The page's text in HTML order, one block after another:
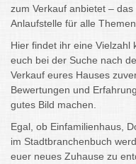
zum Verkauf anbietet –
Anlaufstelle für alle
Hier findet ihr eine Vielzahl
euch bei der Suche nach
Verkauf eures Hauses
Bewertungen und
gutes Bild machen.
Egal, ob Einfamilienhaus,
im Stadtbranchenbuch
euer neues Zuhause zu